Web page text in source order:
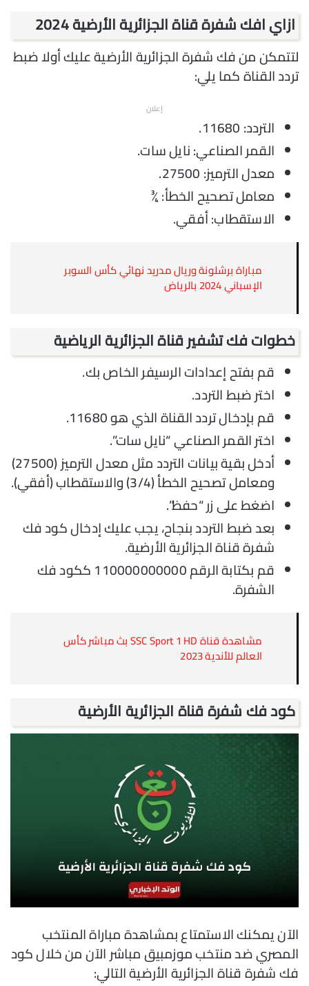
ازاي افك شفرة قناة الجزائرية الأرضية 2024
لتتمكن من فك شفرة الجزائرية الأرضية عليك أولا ضبط
تردد القناة كما يلي:
إعلان
التردد: 11680.
القمر الصناعي: نايل سات.
معدل الترميز: 27500.
معامل تصحيح الخطأ: ¾
الاستقطاب: أفقي.
مباراة برشلونة وريال مدريد نهائي كأس السوبر
الإسباني 2024 بالرياض
خطوات فك تشفير قناة الجزائرية الرياضية
قم بفتح إعدادات الرسيفر الخاص بك.
اختر ضبط التردد.
قم بإدخال تردد القناة الذي هو 11680.
اختر القمر الصناعي “نايل سات”.
أدخل بقية بيانات التردد مثل معدل الترميز (27500)
ومعامل تصحيح الخطأ (3/4) والاستقطاب (أفقي).
اضغط على زر “حفظ”.
بعد ضبط التردد بنجاح، يجب عليك إدخال كود فك
شفرة قناة الجزائرية الأرضية.
قم بكتابة الرقم 110000000000 ككود فك
الشفرة.
مشاهدة قناة SSC Sport 1 HD بث مباشر كأس
العالم للأندية 2023
كود فك شفرة قناة الجزائرية الأرضية
الآن يمكنك الاستمتاع بمشاهدة مباراة المنتخب
المصري ضد منتخب موزمبيق مباشر الآن من خلال كود
فك شفرة قناة الجزائرية الأرضية التالي: